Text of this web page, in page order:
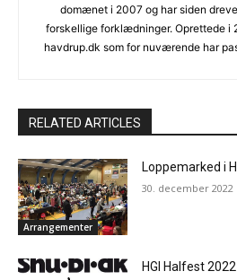
domænet i 2007 og har siden
forskellige forklædninger. Oprettede i
havdrup.dk som for nuværende har
RELATED ARTICLES
Arrangementer
Loppemarked i
30. december 2022
HGI Halfest